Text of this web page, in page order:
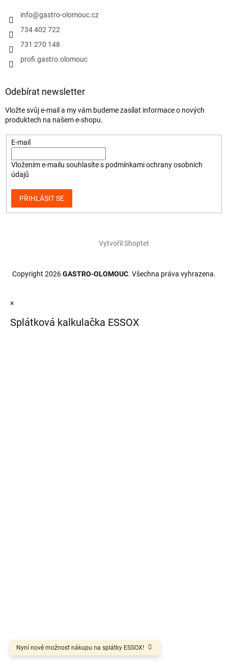
Nyní nově možnost nákupu na splátky ESSOX!
info@gastro-olomouc.cz
734 402 722
731 270 148
profi.gastro.olomouc
Odebírat newsletter
Vložte svůj e-mail a my vám budeme zasílat informace o nových
produktech na našem e-shopu.
E-mail
Vložením e-mailu souhlasíte s podmínkami ochrany osobních
údajů
PŘIHLÁSIT SE
Vytvořil Shoptet
Copyright 2026GASTRO-OLOMOUC. Všechna práva vyhrazena.
×
Splátková kalkulačka ESSOX